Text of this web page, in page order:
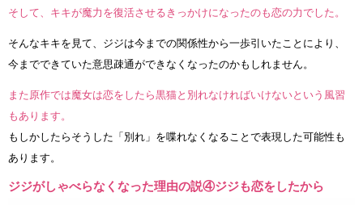
そして、キキが魔力を復活させるきっかけになったのも恋の力でした。
そんなキキを見て、ジジは今までの関係性から一歩引いたことにより、
今までできていた意思疎通ができなくなったのかもしれません。
また原作では魔女は恋をしたら黒猫と別れなければいけないという風習
もあります。
もしかしたらそうした「別れ」を喋れなくなることで表現した可能性も
あります。
ジジがしゃべらなくなった理由の説④ジジも恋をしたから